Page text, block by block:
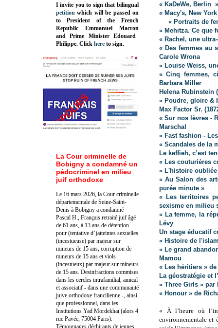
« KaDeWe, Berlin
« Macy's, New
« Portraits de
« Mehitza. Ce que
« Rachel, une
« Des femmes au
Carole Wrona
« Louise Weiss,
« Cinq femmes,
Barbara Miller
Helena Rubinstein
« Poudre, gloire &
Max Factor Sr.
« Sur nos lèvres -
Marschal
« Fast fashion -
« Scandales de la
Le keffieh, c’est
« Les couturières
« L'histoire
« Au Salon des
purée minute »
« Les territoires
sexisme en milieu
« La femme, la
Lévy
Un stage éducatif
« Histoire de
« Le grand
Mamou
« Les héritiers »
La géostratégie et
« Three Girls »
« Honour » de
« À l’heure où
environnementale et
I invite you to sign that bilingual
petition which will be passed on
to President of the French
Republic Emmanuel Macron
and Prime MinisterEdouard
Philippe. Click here to sign.
La Cour criminelle de
Bobigny a condamné un
pédocriminel en milieu
juif orthodoxe
Le 16 mars 2026, la Cour criminelle
départementale de Seine-Saint-
Denis à Bobigny a condamné
Pascal H., Français retraité juif âgé
de 61 ans, à 13 ans de détention
pour (tentative d’)atteintes sexuelles
(incestueuse) par majeur sur
mineurs de 15 ans, corruption de
mineurs de 15 ans et viols
(incestueux) par majeur sur mineurs
de 15 ans. Desinfractions commises
dans les cercles intrafamilial, amical
et associatif - dans une communauté
juive orthodoxe francilienne -, ainsi
que professionnel, dans les
Institutions Yad Mordekhaï (alors 4
rue Pavée, 75004 Paris).
Témoignages déchirants de jeunes